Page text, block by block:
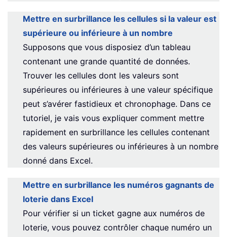
Mettre en surbrillance les cellules si la valeur est
supérieure ou inférieure à un nombre
Supposons que vous disposiez d’un tableau
contenant une grande quantité de données.
Trouver les cellules dont les valeurs sont
supérieures ou inférieures à une valeur spécifique
peut s’avérer fastidieux et chronophage. Dans ce
tutoriel, je vais vous expliquer comment mettre
rapidement en surbrillance les cellules contenant
des valeurs supérieures ou inférieures à un nombre
donné dans Excel.
Mettre en surbrillance les numéros gagnants de
loterie dans Excel
Pour vérifier si un ticket gagne aux numéros de
loterie, vous pouvez contrôler chaque numéro un